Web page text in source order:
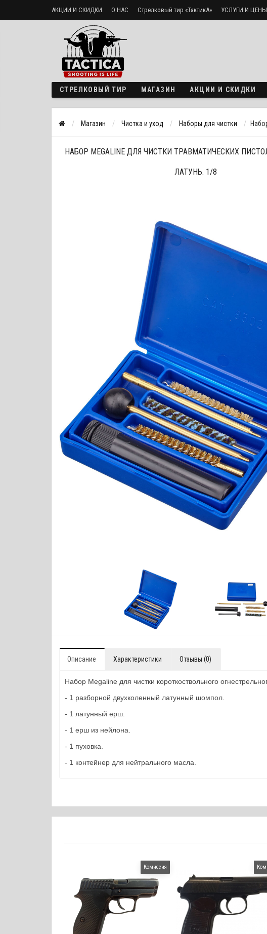
АКЦИИ И СКИДКИ О НАС Стрелковый тир «ТактикА» УСЛУГИ И ЦЕНЫ
Доставка и оплата
СТРЕЛКОВЫЙ ТИР МАГАЗИН АКЦИИ И СКИДКИ
Магазин Чистка и уход Наборы для чистки
НАБОР MEGALINE ДЛЯ ЧИСТКИ ТРАВМАТИЧЕСКИХ
ЛАТУНЬ. 1/8
Описание Характеристики Отзывы (0)
Набор Megaline для чистки короткоствольного
- 1 разборной двухколенный латунный шомпол.
- 1 латунный ерш.
- 1 ерш из нейлона.
- 1 пуховка.
- 1 контейнер для нейтрального масла.
Комиссия